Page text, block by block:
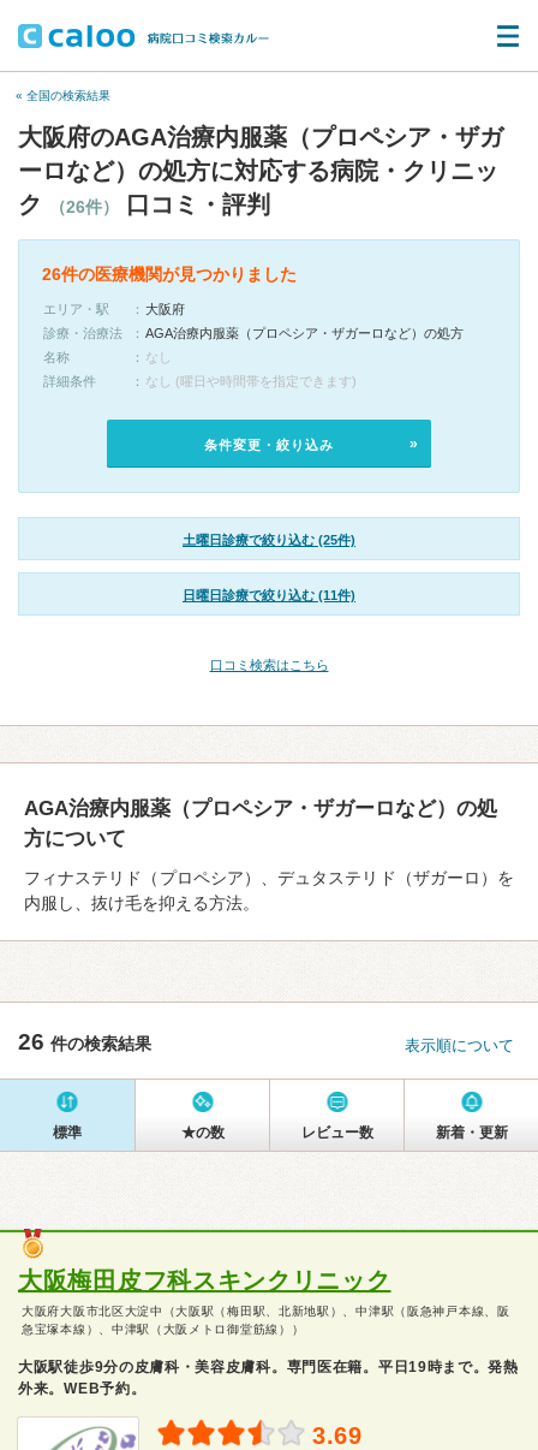
« 全国の検索結果
大阪府のAGA治療内服薬（プロペシア・ザガ
ーロなど）の処方に対応する病院・クリニッ
ク
（26件） 口コミ・評判
26件の医療機関が見つかりました
エリア・駅
大阪府
診療・治療法
AGA治療内服薬（プロペシア・ザガーロなど）の処方
名称
なし
詳細条件
なし (曜日や時間帯を指定できます)
条件変更・絞り込み
土曜日診療で絞り込む (25件)
日曜日診療で絞り込む (11件)
口コミ検索はこちら
AGA治療内服薬（プロペシア・ザガーロなど）の処
方について
フィナステリド（プロペシア）、デュタステリド（ザガーロ）を
内服し、抜け毛を抑える方法。
26 件の検索結果 表示順について
標準 ★の数 レビュー数 新着・更新
大阪梅田皮フ科スキンクリニック
大阪府大阪市北区大淀中（大阪駅（梅田駅、北新地駅）、中津駅（阪急神戸本線、阪
急宝塚本線）、中津駅（大阪メトロ御堂筋線））
大阪駅徒歩9分の皮膚科・美容皮膚科。専門医在籍。平日19時まで。発熱
外来。WEB予約。
3.69